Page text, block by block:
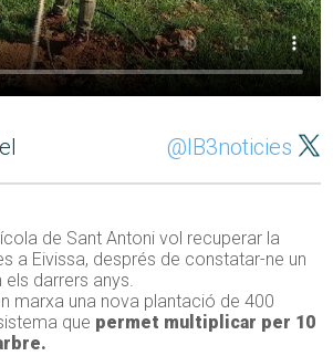
@IB3noticies
de Sant Antoni vol recuperar la
a Eivissa, després de constatar-ne un
darrers anys.
marxa una nova plantació de 400
que permet multiplicar per 10